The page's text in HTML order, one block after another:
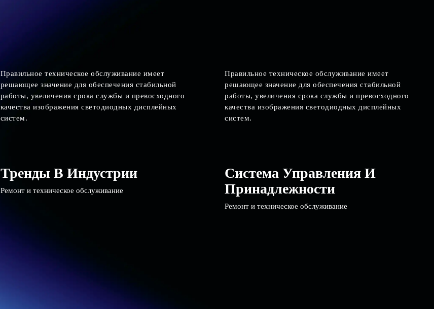
Правильное техническое обслуживание имеет
решающее значение для обеспечения стабильной
работы, увеличения срока службы и превосходного
качества изображения светодиодных дисплейных
систем.
Правильное техническое обслуживание имеет
решающее значение для обеспечения стабильной
работы, увеличения срока службы и превосходного
качества изображения светодиодных дисплейных
систем.
Тренды В Индустрии
Ремонт и техническое обслуживание
Система Управления И
Принадлежности
Ремонт и техническое обслуживание